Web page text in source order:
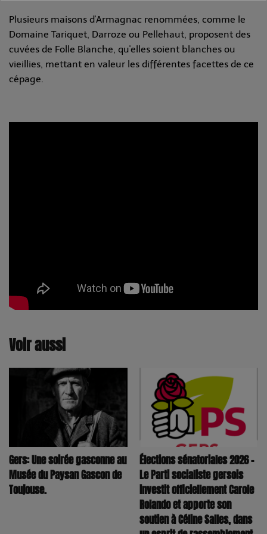
Plusieurs maisons d'Armagnac renommées, comme le
Domaine Tariquet, Darroze ou Pellehaut, proposent des
cuvées de Folle Blanche, qu'elles soient blanches ou
vieillies, mettant en valeur les différentes facettes de ce
cépage.
Voir aussi
Gers: Une soirée gasconne au
Musée du Paysan Gascon de
Toujouse.
Élections sénatoriales 2026 –
Le Parti socialiste gersois
investit officiellement Carole
Rolando et apporte son
soutien à Céline Salles, dans